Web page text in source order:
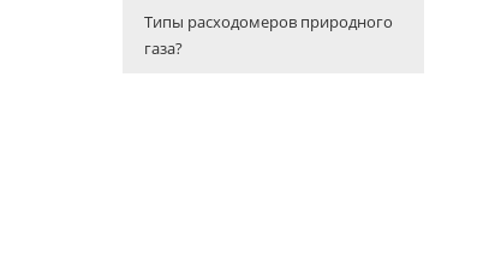
Типы расходомеров природного
газа?